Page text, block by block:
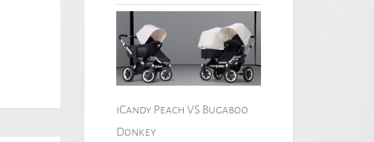
iCandy Peach VS Bugaboo
Donkey